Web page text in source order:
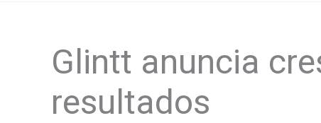
Glintt anuncia
resultados